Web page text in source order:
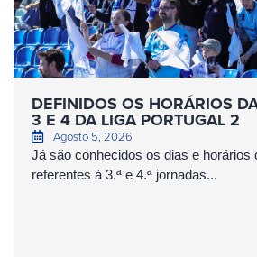
DEFINIDOS OS HORÁRIOS
3 E 4 DA LIGA PORTUGAL 2
Agosto 5, 2026
Já são conhecidos os dias e horários
referentes à 3.ª e 4.ª jornadas...